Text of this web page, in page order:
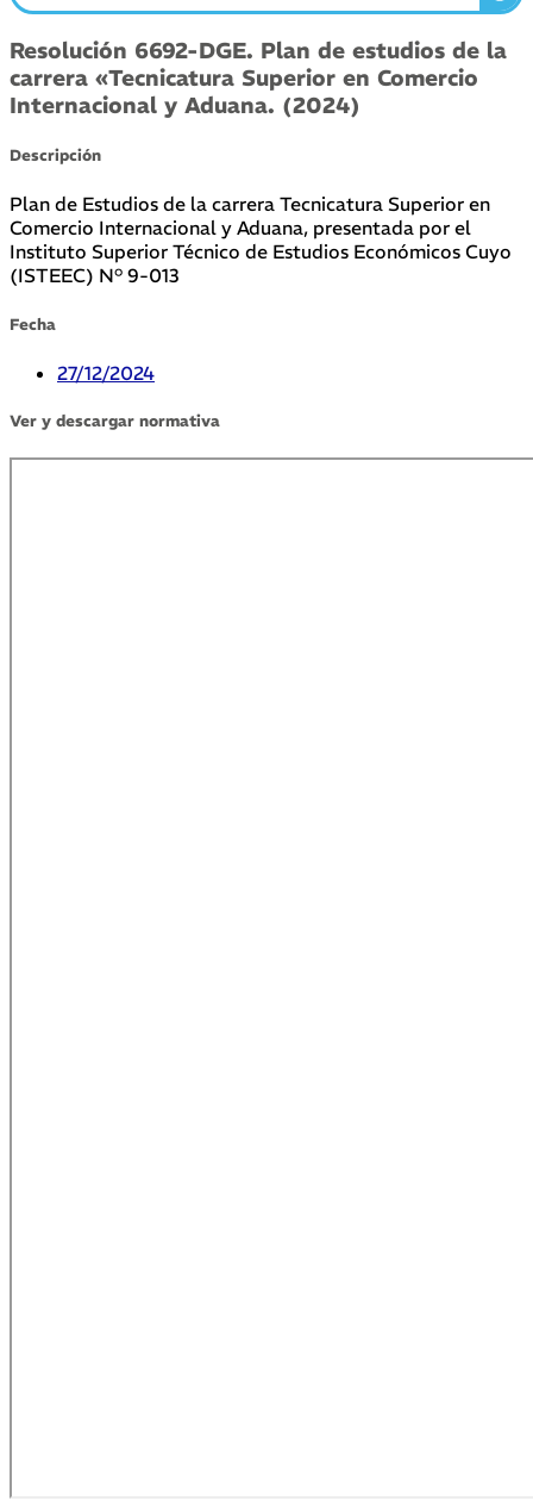
Resolución 6692-DGE. Plan de estudios de la
carrera «Tecnicatura Superior en Comercio
Internacional y Aduana. (2024)
Descripción
Plan de Estudios de la carrera Tecnicatura Superior en
Comercio Internacional y Aduana, presentada por el
Instituto Superior Técnico de Estudios Económicos Cuyo
(ISTEEC) N° 9-013
Fecha
27/12/2024
Ver y descargar normativa